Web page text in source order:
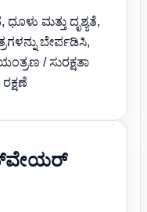
ಮತ್ತು ದೃಶ್ಯತೆ,
ಬೇರ್ಪಡಿಸಿ,
/ ಸುರಕ್ಷತಾ